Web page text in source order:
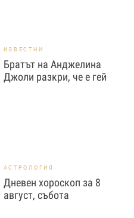
ИЗВЕСТНИ
Братът на Анджелина
Джоли разкри, че е гей
АСТРОЛОГИЯ
Дневен хороскоп за 8
август, събота